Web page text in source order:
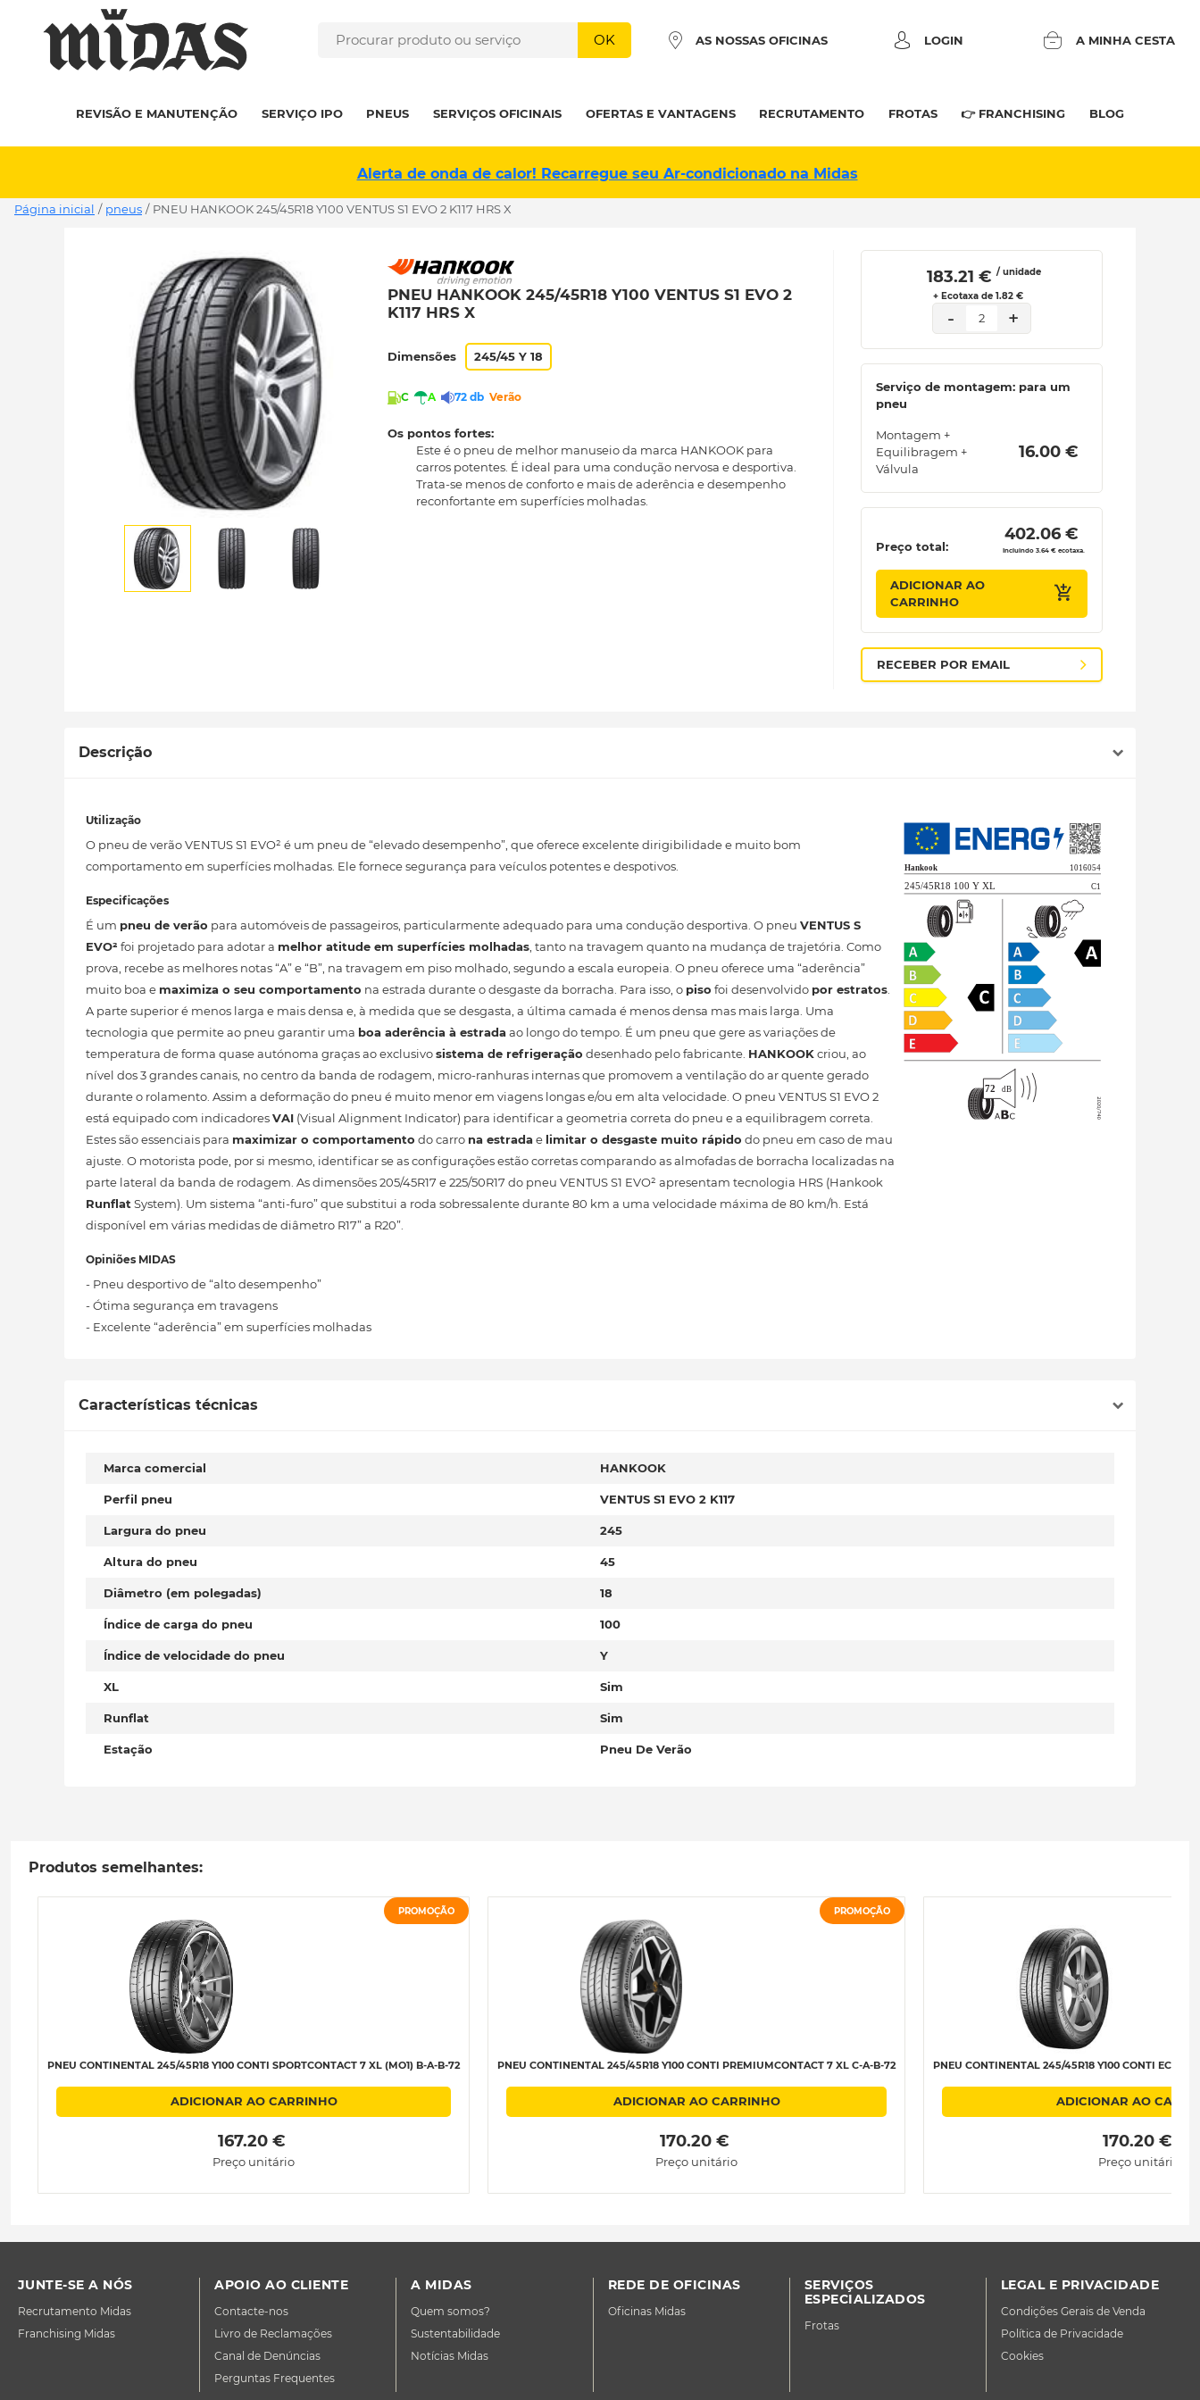
OK AS NOSSAS OFICINAS LOGIN A MINHA CESTA
REVISÃO E MANUTENÇÃO SERVIÇO IPO PNEUS SERVIÇOS OFICINAIS OFERTAS E VANTAGENS RECRUTAMENTO FROTAS 👉 FRANCHISING BLOG
Alerta de onda de calor! Recarregue seu Ar-condicionado na Midas
Página inicial / pneus / PNEU HANKOOK 245/45R18 Y100 VENTUS S1 EVO 2 K117 HRS X
PNEU HANKOOK 245/45R18 Y100 VENTUS S1 EVO 2
K117 HRS X
Dimensões 245/45 Y 18
C A 72 db Verão
Os pontos fortes:
Este é o pneu de melhor manuseio da marca HANKOOK para
carros potentes. É ideal para uma condução nervosa e desportiva.
Trata-se menos de conforto e mais de aderência e desempenho
reconfortante em superfícies molhadas.
183.21 € / unidade
+ Ecotaxa de 1.82 €
- 2 +
Serviço de montagem: para um
pneu
Montagem +
Equilibragem +
Válvula
16.00 €
Preço total:
402.06 €
Incluindo 3.64 € ecotaxa.
ADICIONAR AO
CARRINHO
RECEBER POR EMAIL
Descrição
Utilização
O pneu de verão VENTUS S1 EVO² é um pneu de “elevado desempenho”, que oferece excelente dirigibilidade e muito bom
comportamento em superfícies molhadas. Ele fornece segurança para veículos potentes e despotivos.
Especificações
É um pneu de verão para automóveis de passageiros, particularmente adequado para uma condução desportiva. O pneu VENTUS S
EVO² foi projetado para adotar a melhor atitude em superfícies molhadas , tanto na travagem quanto na mudança de trajetória. Como
prova, recebe as melhores notas “A” e “B”, na travagem em piso molhado, segundo a escala europeia. O pneu oferece uma “aderência”
muito boa e maximiza o seu comportamento na estrada durante o desgaste da borracha. Para isso, o piso foi desenvolvido por estratos
A parte superior é menos larga e mais densa e, à medida que se desgasta, a última camada é menos densa mas mais larga. Uma
tecnologia que permite ao pneu garantir uma boa aderência à estradaao longo do tempo. É um pneu que gere as variações de
temperatura de forma quase autónoma graças ao exclusivosistema de refrigeração desenhado pelo fabricante. HANKOOKcriou, ao
nível dos 3 grandes canais, no centro da banda de rodagem, micro-ranhuras internas que promovem a ventilação do ar quente gerado
durante o rolamento. Assim a deformação do pneu é muito menor em viagens longas e/ou em alta velocidade. O pneu VENTUS S1 EVO 2
está equipado com indicadoresVAI (Visual Alignment Indicator) para identificar a geometria correta do pneu e a equilibragem correta.
Estes são essenciais para maximizar o comportamento do carro na estradae limitar o desgaste muito rápido do pneu em caso de mau
ajuste. O motorista pode, por si mesmo, identificar se as configurações estão corretas comparando as almofadas de borracha localizadas na
parte lateral da banda de rodagem. As dimensões 205/45R17 e 225/50R17 do pneu VENTUS S1 EVO² apresentam tecnologia HRS (Hankook
Runflat System). Um sistema “anti-furo” que substitui a roda sobressalente durante 80 km a uma velocidade máxima de 80 km/h. Está
disponível em várias medidas de diâmetro R17” a R20”.
Opiniões MIDAS
- Pneu desportivo de “alto desempenho”
- Ótima segurança em travagens
- Excelente “aderência” em superfícies molhadas
Características técnicas
Marca comercial HANKOOK
Perfil pneu VENTUS S1 EVO 2 K117
Largura do pneu 245
Altura do pneu 45
Diâmetro (em polegadas) 18
Índice de carga do pneu 100
Índice de velocidade do pneu Y
XL Sim
Runflat Sim
Estação Pneu De Verão
Produtos semelhantes:
PROMOÇÃO
PNEU CONTINENTAL 245/45R18 Y100 CONTI SPORTCONTACT 7 XL (MO1) B-A-B-72
ADICIONAR AO CARRINHO
167.20 €
Preço unitário
PROMOÇÃO
PNEU CONTINENTAL 245/45R18 Y100 CONTI PREMIUMCONTACT 7 XL C-A-B-72
ADICIONAR AO CARRINHO
170.20 €
Preço unitário
PNEU CONTINENTAL 245/45R18 Y100 CONTI
ADICIONAR AO
170.20 €
Preço unitário
JUNTE-SE A NÓS
Recrutamento Midas
Franchising Midas
APOIO AO CLIENTE
Contacte-nos
Livro de Reclamações
Canal de Denúncias
Perguntas Frequentes
A MIDAS
Quem somos?
Sustentabilidade
Notícias Midas
REDE DE OFICINAS
Oficinas Midas
SERVIÇOS
ESPECIALIZADOS
Frotas
LEGAL E PRIVACIDADE
Condições Gerais de Venda
Política de Privacidade
Cookies